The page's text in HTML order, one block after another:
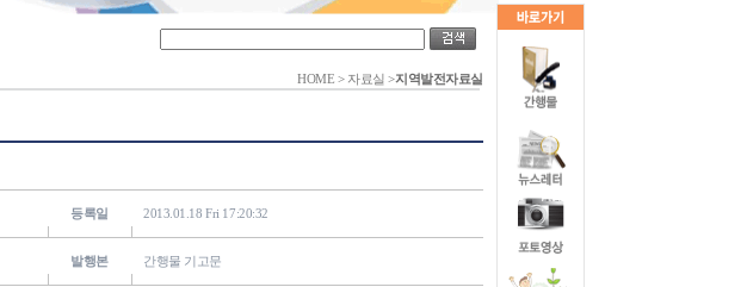
HOME > 자료실 >지역발전자료실
등록일 2013.01.18 Fri 17:20:32
발행본 간행물 기고문